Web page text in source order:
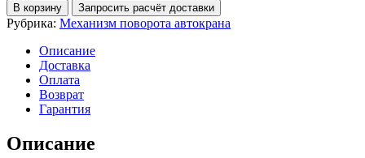
В корзину Запросить расчёт доставки
Рубрика: Механизм поворота автокрана
Описание
Доставка
Оплата
Возврат
Гарантия
Описание